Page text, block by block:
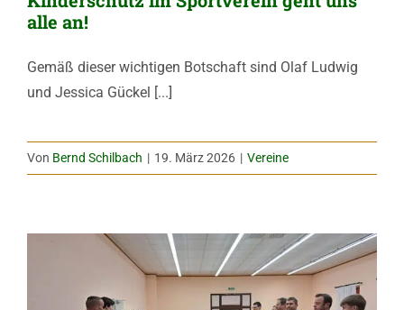
alle an!
Gemäß dieser wichtigen Botschaft sind Olaf Ludwig
und Jessica Gückel [...]
Von Bernd Schilbach | 19. März 2026 | Vereine